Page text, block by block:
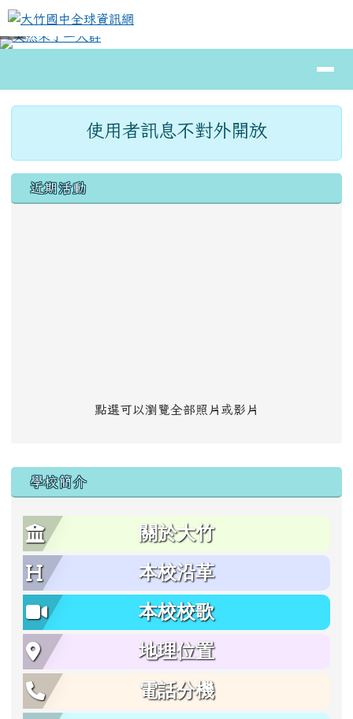
跳至主內容區
大竹國中全球資訊網
⏸
使用者訊息不對外開放
左邊區域內容
近期活動
點選可以瀏覽全部照片或影片
學校簡介
關於大竹
本校沿革
本校校歌
地理位置
電話分機